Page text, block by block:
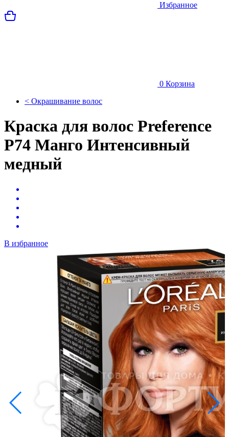
Избранное
0 Корзина
< Окрашивание волос
Краска для волос Preference
P74 Манго Интенсивный
медный
В избранное